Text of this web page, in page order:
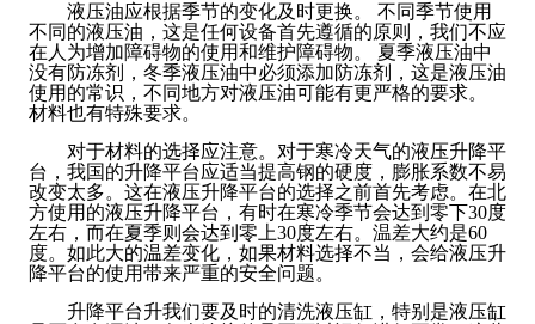
液压油应根据季节的变化及时更换。 不同季节使用
不同的液压油，这是任何设备首先遵循的原则，我们不应
在人为增加障碍物的使用和维护障碍物。 夏季液压油中
没有防冻剂，冬季液压油中必须添加防冻剂，这是液压油
使用的常识，不同地方对液压油可能有更严格的要求。
材料也有特殊要求。
对于材料的选择应注意。对于寒冷天气的液压升降平
台，我国的升降平台应适当提高钢的硬度，膨胀系数不易
改变太多。这在液压升降平台的选择之前首先考虑。在北
方使用的液压升降平台，有时在寒冷季节会达到零下30度
左右，而在夏季则会达到零上30度左右。温差大约是60
度。如此大的温差变化，如果材料选择不当，会给液压升
降平台的使用带来严重的安全问题。
升降平台升我们要及时的清洗液压缸，特别是液压缸